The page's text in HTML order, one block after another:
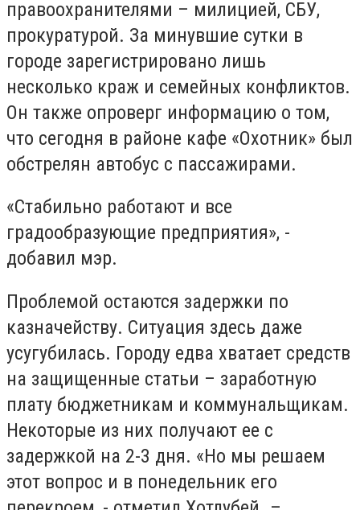
правоохранителями – милицией, СБУ,
прокуратурой. За минувшие сутки в
городе зарегистрировано лишь
несколько краж и семейных конфликтов.
Он также опроверг информацию о том,
что сегодня в районе кафе «Охотник» был
обстрелян автобус с пассажирами.
«Стабильно работают и все
градообразующие предприятия», -
добавил мэр.
Проблемой остаются задержки по
казначейству. Ситуация здесь даже
усугубилась. Городу едва хватает средств
на защищенные статьи – заработную
плату бюджетникам и коммунальщикам.
Некоторые из них получают ее с
задержкой на 2-3 дня. «Но мы решаем
этот вопрос и в понедельник его